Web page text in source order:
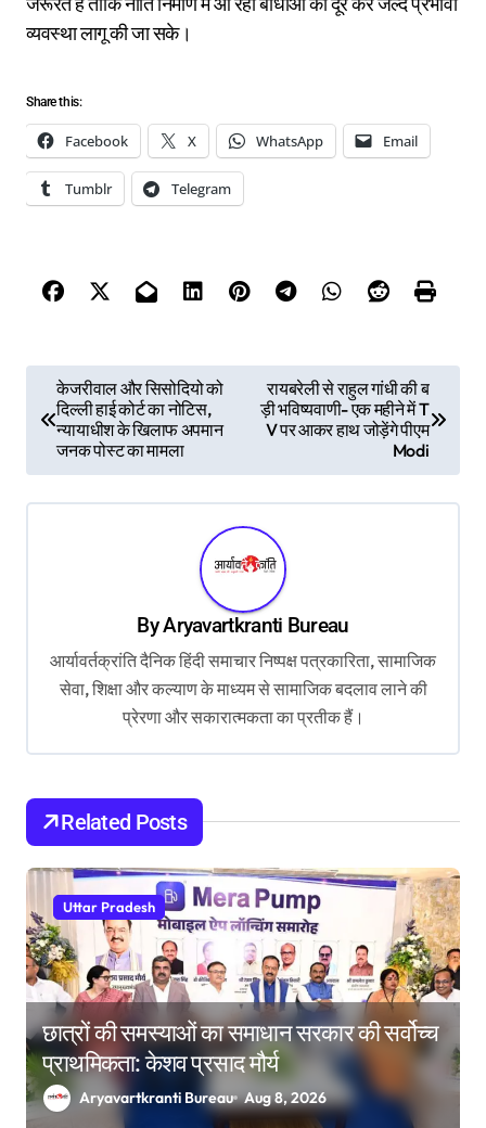
व्यवस्था लागू की जा सके।
Share this:
Facebook X WhatsApp Email
Tumblr Telegram
o
n
केजरीवाल और सिसोदियो को
दिल्ली हाई कोर्ट का नोटिस,
न्यायाधीश के खिलाफ अपमान
जनक पोस्ट का मामला
रायबरेली से राहुल गांधी की ब
ड़ी भविष्यवाणी- एक महीने में T
V पर आकर हाथ जोड़ेंगे पीएम
Modi
ByAryavartkranti Bureau
आर्यावर्तक्रांति दैनिक हिंदी समाचार निष्पक्ष पत्रकारिता, सामाजिक
सेवा, शिक्षा और कल्याण के माध्यम से सामाजिक बदलाव लाने की
प्रेरणा और सकारात्मकता का प्रतीक हैं।
Related Posts
Uttar Pradesh
छात्रों की समस्याओं का समाधान सरकार की सर्वोच्च
प्राथमिकता: केशव प्रसाद मौर्य
Aryavartkranti Bureau Aug 8, 2026